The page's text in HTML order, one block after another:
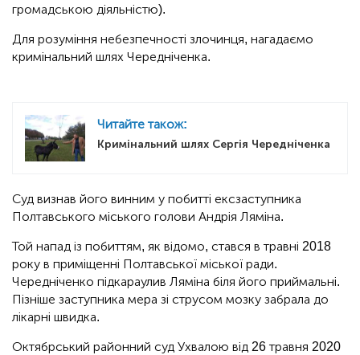
громадською діяльністю).
Для розуміння небезпечності злочинця, нагадаємо
кримінальний шлях Чередніченка.
Читайте також:
Кримінальний шлях Сергія Чередніченка
Суд визнав його винним у побитті ексзаступника
Полтавського міського голови Андрія Ляміна.
Той напад із побиттям, як відомо, стався в травні 2018
року в приміщенні Полтавської міської ради.
Чередніченко підкараулив Ляміна біля його приймальні.
Пізніше заступника мера зі струсом мозку забрала до
лікарні швидка.
Октябрський районний суд Ухвалою від 26 травня 2020